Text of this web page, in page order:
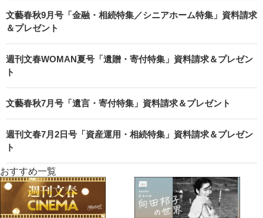
文藝春秋9月号「金融・相続特集／シニアホーム特集」資料請求
＆プレゼント
週刊文春WOMAN夏号「遺贈・寄付特集」資料請求＆プレゼン
ト
文藝春秋7月号「遺言・寄付特集」資料請求＆プレゼント
週刊文春7月2日号「資産運用・相続特集」資料請求＆プレゼン
ト
おすすめ一覧